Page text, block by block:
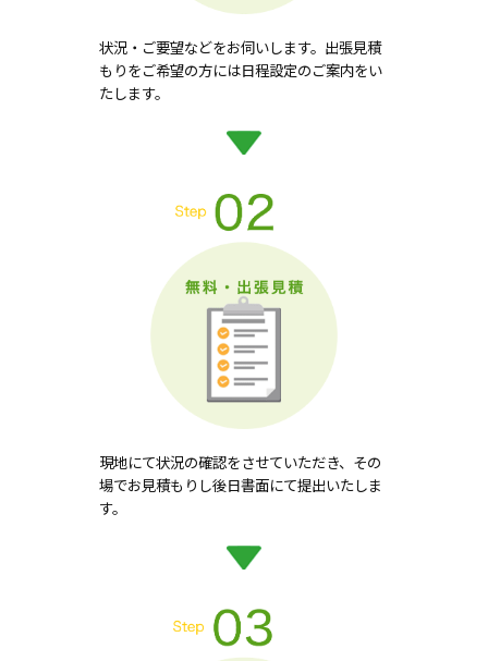
状況・ご要望などをお伺いします。出張見積
もりをご希望の方には日程設定のご案内をい
たします。
現地にて状況の確認をさせていただき、その
場でお見積もりし後日書面にて提出いたしま
す。